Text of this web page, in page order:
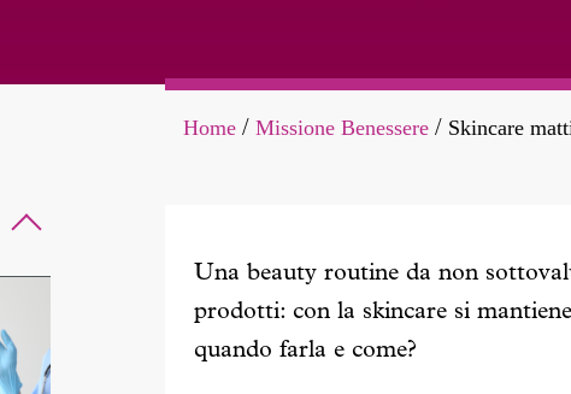
Home / Missione Benessere / Skincare
Una beauty routine da non
prodotti: con la skincare si
quando farla e come?